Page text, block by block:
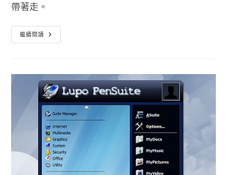
帶著走。
繼續閱讀 免
費
體
包
NirLauncher
軟
體
瑞
士
刀
免
安
裝
中
文
版